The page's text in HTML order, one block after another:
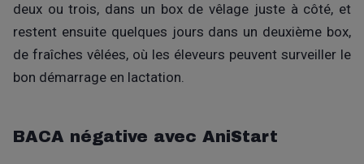
deux ou trois, dans un box de vêlage juste à côté, et
restent ensuite quelques jours dans un deuxième box,
de fraîches vêlées, où les éleveurs peuvent surveiller le
bon démarrage en lactation.
BACA négative avec AniStart